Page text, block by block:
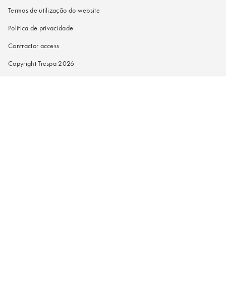
Termos de utilização do website
Política de privacidade
Contractor access
Copyright Trespa 2026